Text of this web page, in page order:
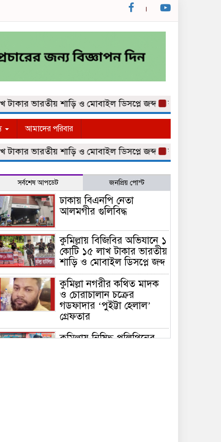
ভারতীয় শাড়ি ও মোবাইল ডিসপ্লে জব্দ কুমিল্লা নগরীর কথিত
আমাদের পরিবার
ভারতীয় শাড়ি ও মোবাইল ডিসপ্লে জব্দ কুমিল্লা নগরীর কথিত
সর্বশেষ আপডেট জনপ্রিয় পোস্ট
ঢাকায় বিএনপি নেতা
আলমগীর গুলিবিদ্ধ
কুমিল্লায় বিজিবির অভিযানে ১
কোটি ১৫ লাখ টাকার ভারতীয়
শাড়ি ও মোবাইল ডিসপ্লে জব্দ
কুমিল্লা নগরীর কথিত মাদক
ও চোরাচালান চক্রের
গডফাদার ‘পুইট্টা হেলাল’
গ্রেফতার
কুমিল্লায় নিষিদ্ধ পলিথিনের